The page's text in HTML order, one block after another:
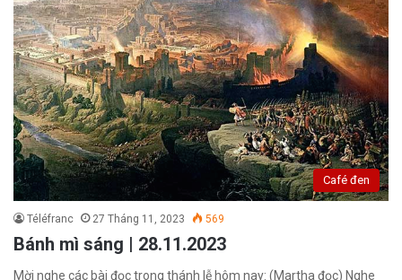
Café đen
Téléfranc 27 Tháng 11, 2023 569
Bánh mì sáng | 28.11.2023
Mời nghe các bài đọc trong thánh lễ hôm nay: (Martha đọc) Nghe